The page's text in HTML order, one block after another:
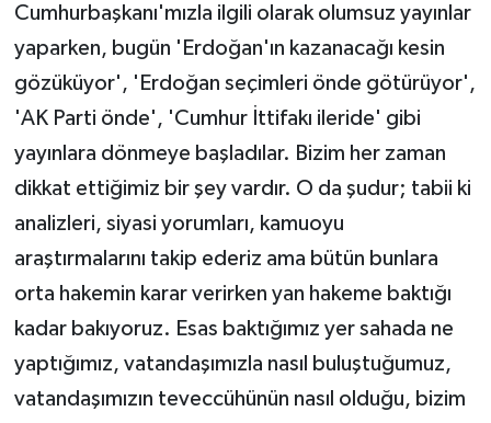
Cumhurbaşkanı'mızla ilgili olarak olumsuz yayınlar
yaparken, bugün 'Erdoğan'ın kazanacağı kesin
gözüküyor', 'Erdoğan seçimleri önde götürüyor',
'AK Parti önde', 'Cumhur İttifakı ileride' gibi
yayınlara dönmeye başladılar. Bizim her zaman
dikkat ettiğimiz bir şey vardır. O da şudur; tabii ki
analizleri, siyasi yorumları, kamuoyu
araştırmalarını takip ederiz ama bütün bunlara
orta hakemin karar verirken yan hakeme baktığı
kadar bakıyoruz. Esas baktığımız yer sahada ne
yaptığımız, vatandaşımızla nasıl buluştuğumuz,
vatandaşımızın teveccühünün nasıl olduğu, bizim